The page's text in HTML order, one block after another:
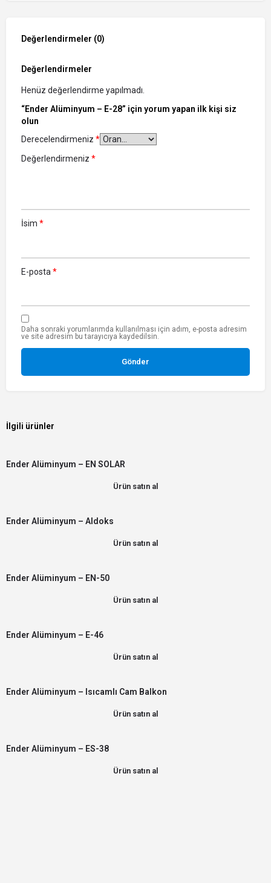
Değerlendirmeler (0)
Değerlendirmeler
Henüz değerlendirme yapılmadı.
“Ender Alüminyum – E-28” için yorum yapan ilk kişi siz
olun
Derecelendirmeniz *
Değerlendirmeniz *
İsim *
E-posta *
Daha sonraki yorumlarımda kullanılması için adım, e-posta adresim
ve site adresim bu tarayıcıya kaydedilsin.
İlgili ürünler
Ender Alüminyum – EN SOLAR
Ürün satın al
Ender Alüminyum – Aldoks
Ürün satın al
Ender Alüminyum – EN-50
Ürün satın al
Ender Alüminyum – E-46
Ürün satın al
Ender Alüminyum – Isıcamlı Cam Balkon
Ürün satın al
Ender Alüminyum – ES-38
Ürün satın al